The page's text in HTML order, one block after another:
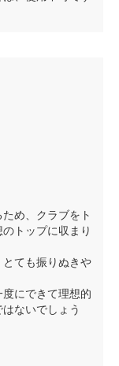
め、クラブをト
トップに収まり
ても振りぬきや
にできて理想的
ないでしょう